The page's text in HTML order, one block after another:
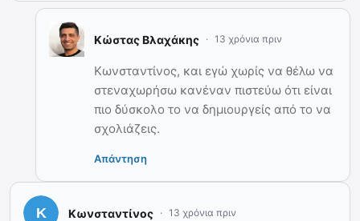
Κώστας Βλαχάκης 13 χρόνια πριν
Κωνσταντίνος, και εγώ χωρίς να θέλω να
στεναχωρήσω κανέναν πιστεύω ότι είναι
πιο δύσκολο το να δημιουργείς από το να
σχολιάζεις.
Απάντηση
Κωνσταντίνος 13 χρόνια πριν